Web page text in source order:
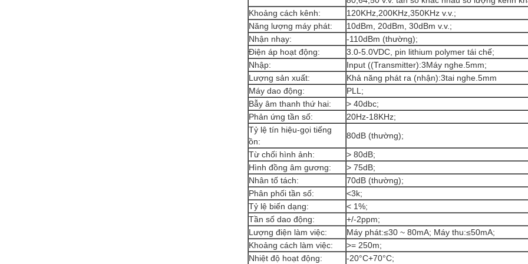
Khoảng cách kênh:
120KHz,200KHz,350KHz v.v.;
Năng lượng máy phát:
10dBm, 20dBm, 30dBm v.v.;
Nhận nhạy:
-110dBm (thường);
Điện áp hoạt động:
3.0-5.0VDC, pin lithium polymer tái chế;
Nhập:
Input ((Transmitter):3Máy nghe.5mm;
Lượng sản xuất:
Khả năng phát ra (nhận):3tai nghe.5mm
Máy dao động:
PLL;
Bẫy âm thanh thứ hai:
> 40dbc;
Phản ứng tần số:
20Hz-18KHz;
Tỷ lệ tín hiệu-gọi tiếng
ồn:
80dB (thường);
Từ chối hình ảnh:
> 80dB;
Hình đồng âm gương:
> 75dB;
Nhân tố tách:
70dB (thường);
Phân phối tần số:
<3k;
Tỷ lệ biến dạng:
< 1%;
Tần số dao động:
+/-2ppm;
Lượng điện làm việc:
Máy phát:≤30 ~ 80mA; Máy thu:≤50mA;
Khoảng cách làm việc:
>= 250m;
Nhiệt độ hoạt động:
-20°C+70°C;